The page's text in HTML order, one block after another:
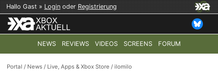
Hallo Gast »LoginoderRegistrierung
NEWS REVIEWS VIDEOS SCREENS FORUM
TOP-THEMEN: COD: MODERN WARFARE 4 HALO:
Portal / News / Live, Apps & Xbox Store / ilomilo